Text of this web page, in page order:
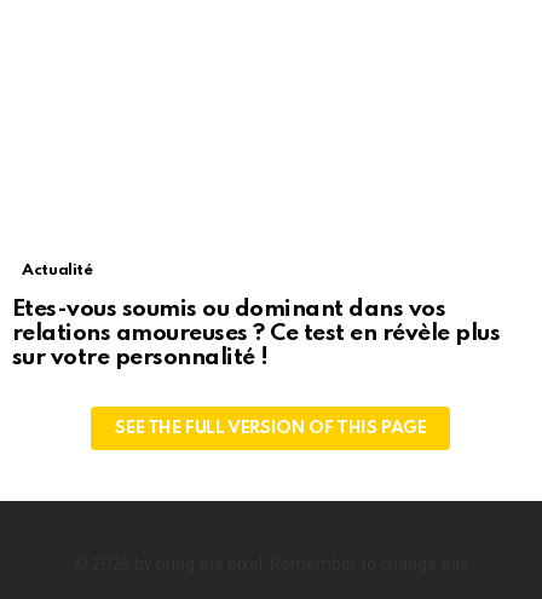
Actualité
Etes-vous soumis ou dominant dans vos
relations amoureuses ? Ce test en révèle plus
sur votre personnalité !
SEE THE FULL VERSION OF THIS PAGE